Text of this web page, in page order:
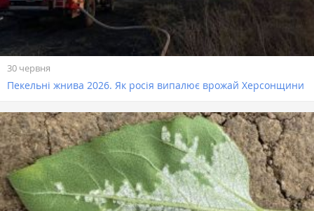
30 червня
Пекельні жнива 2026. Як росія випалює врожай Херсонщини